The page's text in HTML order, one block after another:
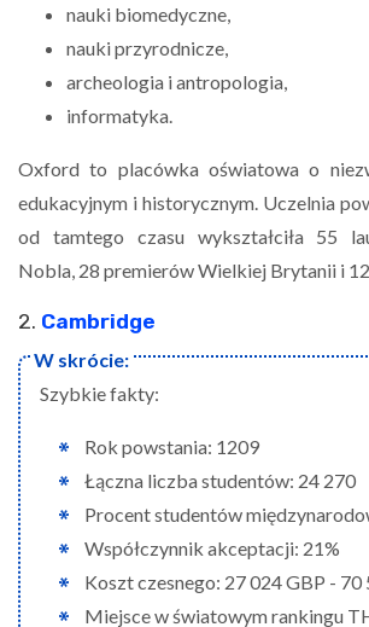
nauki biomedyczne,
nauki przyrodnicze,
archeologia i antropologia,
informatyka.
Oxford to placówka oświatowa o
edukacyjnym i historycznym. Uczelnia
od tamtego czasu wykształciła 55
Nobla, 28 premierów Wielkiej Brytanii i
2. Cambridge
Szybkie fakty:
Rok powstania: 1209
Łączna liczba studentów: 24 270
Procent studentów
Współczynnik akceptacji: 21%
Koszt czesnego: 27 024 GBP - 70
Miejsce w światowym rankingu